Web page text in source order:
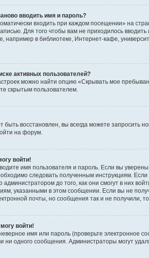
вводить имя и пароль?
входить при каждом посещении» на
Для того чтобы вам не приходилось
в библиотеке, Интернет-кафе,
активных пользователей?
можно найти опцию «Скрывать мое
скрытым пользователем.
восстановлен, вы всегда можете
на форум.
войти!
имя пользователя и пароль. Если вы
следовать полученным инструкциям.
до того, как они смогут в них
указанными в этом сообщении. Если вы не
почты, но сообщения так и не получили,
войти!
имя или пароль (проверьте электронное
ни одного сообщения. Администраторы могут